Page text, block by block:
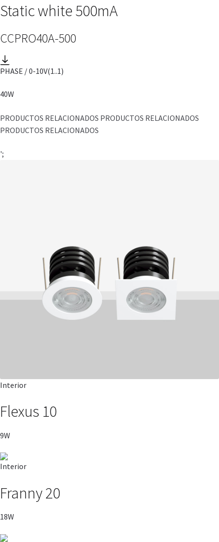
Static white 500mA
CCPRO40A-500
PHASE / 0-10V(1..1)
40W
PRODUCTOS RELACIONADOS PRODUCTOS RELACIONADOS
PRODUCTOS RELACIONADOS
';
Interior
Flexus 10
9W
Interior
Franny 20
18W